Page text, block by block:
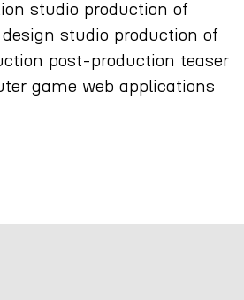
studio production of
studio production of
post-production teaser
game web applications